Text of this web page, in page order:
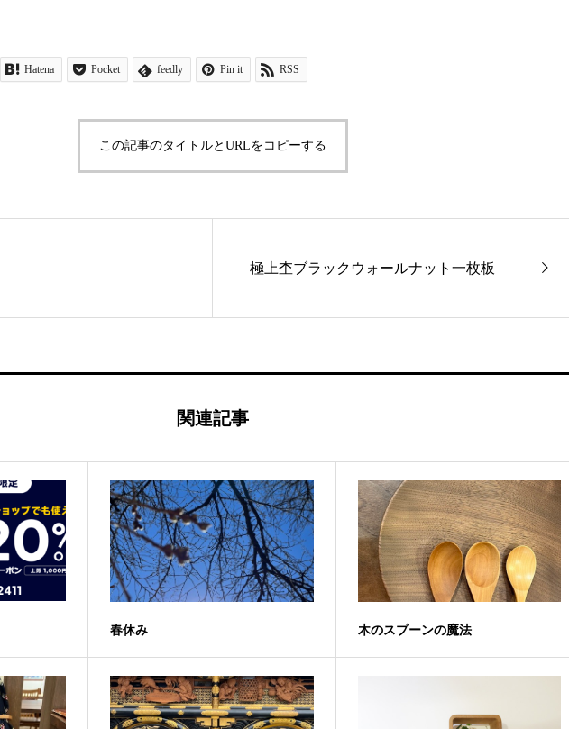
Hatena Pocket feedly Pin it RSS
この記事のタイトルとURLをコピーする
極上杢ブラックウォールナット一枚板
関連記事
春休み 木のスプーンの魔法